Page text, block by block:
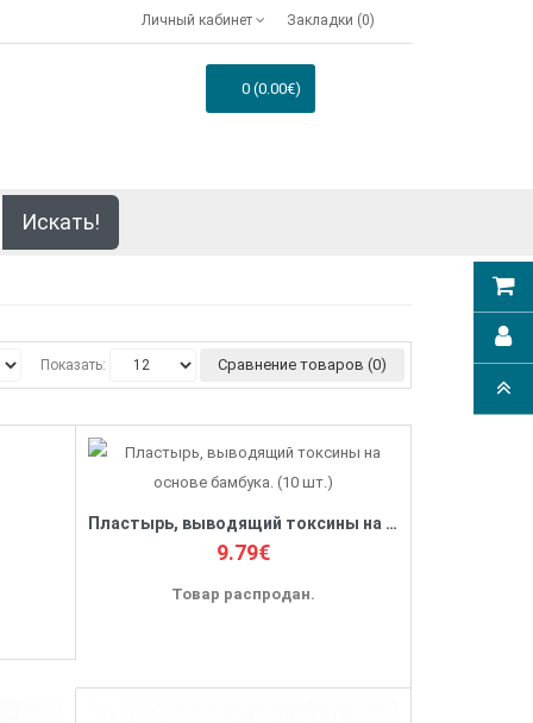
Личный кабинет Закладки (0)
0 (0.00€)
Искать!
Показать: Сравнение товаров (0)
Пластырь, выводящий токсины на основе бамбука. (10 шт.)
9.79€
Товар распродан.